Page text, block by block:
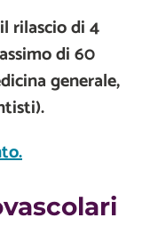
rilascio di 4
di 60
generale,